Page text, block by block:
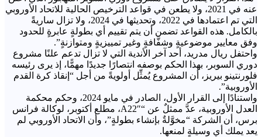
عنه في 2021، ولا يطعن في قواعد الترخيص الحالية للاتحاد الأوروبي
التي تم اعتمادها في 2022، وتحديثها في 2024، ولا تزال ساريةً
بالكامل. هذه القواعد تضمن أن يتم تقييم أي بطولةٍ عابرةٍ للحدود
وفق معايير موضوعيةٍ وشفَّافةٍ وغير تمييزيةٍ ومتوازنةٍ”.
واحتفل ريال مدريد، أحد آخر الأندية التي لا تزال تدعم علنًا مشروع
دوري السوبر، بهذا الحكم بوصفه انتصارًا جديدًا مهمًّا، إذ يرى رئيسه
فلورنتينو بيريز، أن المشروع يُمثِّل أولويةً من أجل “إنقاذ كرة القدم
الأوروبية”.
واستنادًا إلى القرار الأول، الصادر في مايو 2024، وحكم محكمة
العدل الأوروبية، عدَّ ممثلٌ عن “A22″، مطلع أكتوبر، لوكالة فرانس
برس، أن الشركة “مخوَّلةٌ بإنشاء بطولةٍ”، وأن الاتحاد الأوروبي لم
يعد يملك أي وسيلةٍ لمنعها.